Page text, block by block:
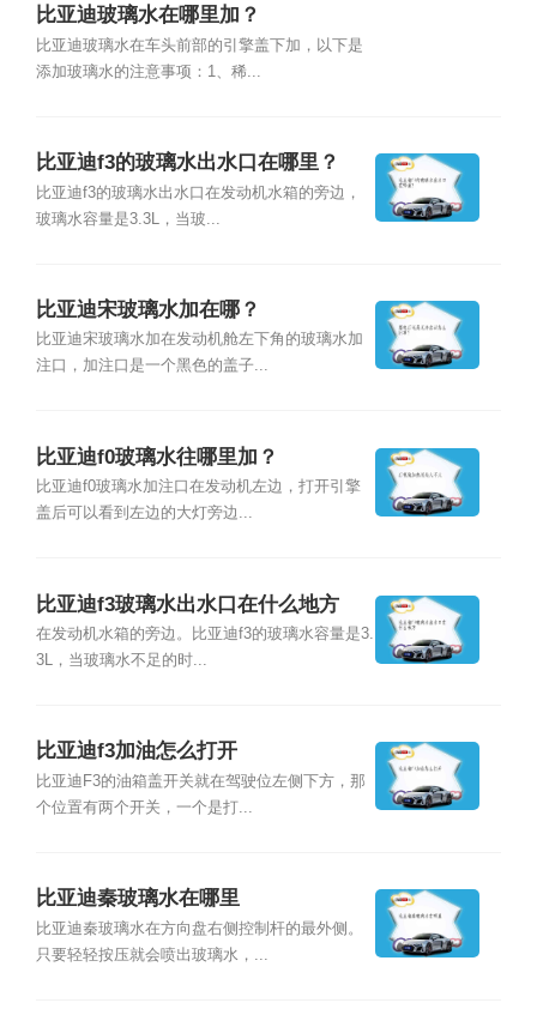
比亚迪玻璃水在哪里加？
比亚迪玻璃水在车头前部的引擎盖下加，以下是
添加玻璃水的注意事项：1、稀...
比亚迪f3的玻璃水出水口在哪里？
比亚迪f3的玻璃水出水口在发动机水箱的旁边，
玻璃水容量是3.3L，当玻...
比亚迪宋玻璃水加在哪？
比亚迪宋玻璃水加在发动机舱左下角的玻璃水加
注口，加注口是一个黑色的盖子...
比亚迪f0玻璃水往哪里加？
比亚迪f0玻璃水加注口在发动机左边，打开引擎
盖后可以看到左边的大灯旁边...
比亚迪f3玻璃水出水口在什么地方
在发动机水箱的旁边。比亚迪f3的玻璃水容量是3.
3L，当玻璃水不足的时...
比亚迪f3加油怎么打开
比亚迪F3的油箱盖开关就在驾驶位左侧下方，那
个位置有两个开关，一个是打...
比亚迪秦玻璃水在哪里
比亚迪秦玻璃水在方向盘右侧控制杆的最外侧。
只要轻轻按压就会喷出玻璃水，...